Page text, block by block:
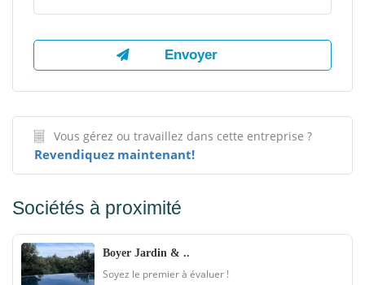
Vous gérez ou travaillez dans cette entreprise ?
Revendiquez maintenant!
Sociétés à proximité
Boyer Jardin & ..
Soyez le premier à évaluer !